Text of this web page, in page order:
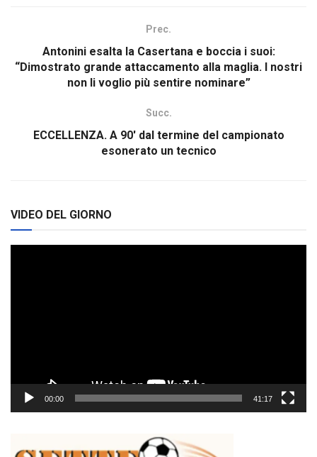
Prec.
Antonini esalta la Casertana e boccia i suoi:
“Dimostrato grande attaccamento alla maglia. I nostri
non li voglio più sentire nominare”
Succ.
ECCELLENZA. A 90′ dal termine del campionato
esonerato un tecnico
VIDEO DEL GIORNO
00:00 41:17